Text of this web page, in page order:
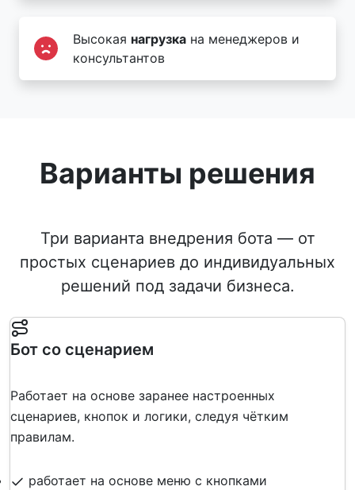
Высокая нагрузка на менеджеров и
консультантов
Варианты решения
Три варианта внедрения бота — от
простых сценариев до индивидуальных
решений под задачи бизнеса.
Бот со сценарием
Работает на основе заранее настроенных
сценариев, кнопок и логики, следуя чётким
правилам.
работает на основе меню с кнопками